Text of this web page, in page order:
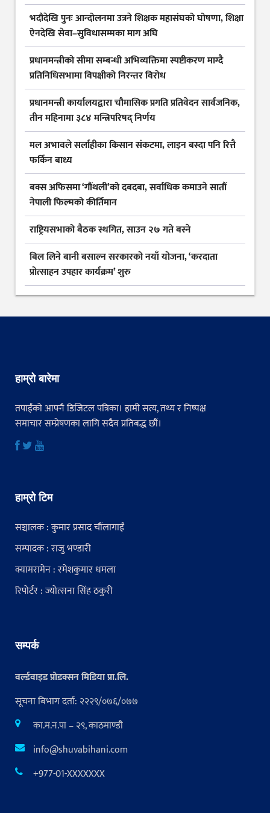
भदौदेखि पुनः आन्दोलनमा उत्रने शिक्षक महासंघको घोषणा, शिक्षा
ऐनदेखि सेवा–सुविधासम्मका माग अघि
प्रधानमन्त्रीको सीमा सम्बन्धी अभिव्यक्तिमा स्पष्टीकरण माग्दै
प्रतिनिधिसभामा विपक्षीको निरन्तर विरोध
प्रधानमन्त्री कार्यालयद्वारा चौमासिक प्रगति प्रतिवेदन सार्वजनिक,
तीन महिनामा ३८४ मन्त्रिपरिषद् निर्णय
मल अभावले सर्लाहीका किसान संकटमा, लाइन बस्दा पनि रित्तै
फर्किन बाध्य
बक्स अफिसमा ‘गौंथली’को दबदबा, सर्वाधिक कमाउने सातौं
नेपाली फिल्मको कीर्तिमान
राष्ट्रियसभाको बैठक स्थगित, साउन २७ गते बस्ने
बिल लिने बानी बसाल्न सरकारको नयाँ योजना, ‘करदाता
प्रोत्साहन उपहार कार्यक्रम’ शुरु
हाम्रो बारेमा
तपाईंको आफ्नै डिजिटल पत्रिका। हामी सत्य, तथ्य र निष्पक्ष
समाचार सम्प्रेषणका लागि सदैव प्रतिबद्ध छौं।
हाम्रो टिम
सञ्चालक : कुमार प्रसाद चौंलागाईं
सम्पादक : राजु भण्डारी
क्यामरामेन : रमेशकुमार धमला
रिपोर्टर : ज्योत्सना सिंह ठकुरी
सम्पर्क
वर्ल्डवाइड प्रोडक्सन मिडिया प्रा.लि.
सूचना बिभाग दर्ता: २२२९/०७६/०७७
का.म.न.पा – २९, काठमाण्डौ
info@shuvabihani.com
+977-01-XXXXXXX